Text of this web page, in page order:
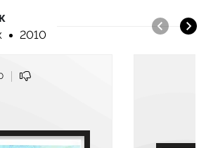
2010